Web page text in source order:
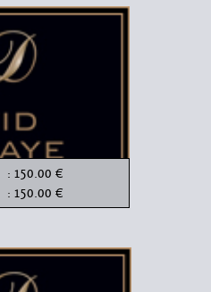
: 150.00 €
: 150.00 €